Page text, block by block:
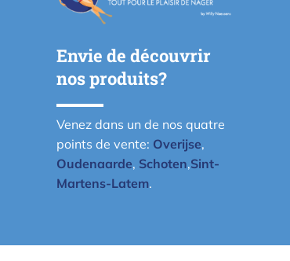
Envie de découvrir
nos produits?
Venez dans un de nos quatre
points de vente: Overijse,
Oudenaarde, Schoten,Sint-
Martens-Latem.